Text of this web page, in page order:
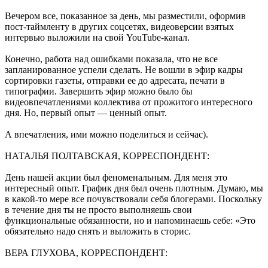
Вечером все, показанное за день, мы разместили, оформив
пост-таймленту в других соцсетях, видеоверсии взятых
интервью выложили на свой YouTube-канал.
Конечно, работа над ошибками показала, что не все
запланированное успели сделать. Не вошли в эфир кадры
сортировки газеты, отправки ее до адресата, печати в
типографии. Завершить эфир можно было бы
видеовпечатлениями коллектива от прожитого интересного
дня. Но, первый опыт — ценный опыт.
А впечатления, ими можно поделиться и сейчас).
НАТАЛЬЯ ПОЛТАВСКАЯ, КОРРЕСПОНДЕНТ:
День нашей акции был феноменальным. Для меня это
интересный опыт. График дня был очень плотным. Думаю, мы
в какой-то мере все почувствовали себя блогерами. Поскольку
в течение дня ты не просто выполняешь свои
функциональные обязанности, но и напоминаешь себе: «Это
обязательно надо снять и выложить в сториc.
ВЕРА ГЛУХОВА, КОРРЕСПОНДЕНТ: